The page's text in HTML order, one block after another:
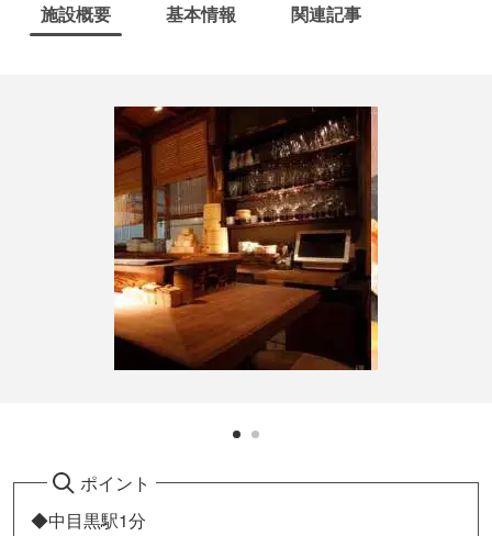
施設概要 基本情報 関連記事
ポイント
◆中目黒駅1分